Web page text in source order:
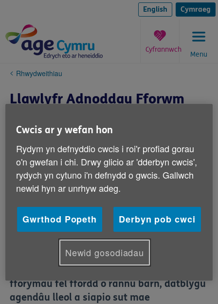
content
English Cymraeg
Menu
Cyfrannwch
You
here:
Rhwydweithiau
Llawlyfr Adnoddau Fforwm
Gall fforymau pobl hŷn ddylanwadu ar
ystod eang o faterion yn eu cymunedau.
Rydym yn annog pobl hŷn i ddatblygu
fforymau fel ffordd o rannu barn, datblygu
agendâu lleol a siapio sut mae
Cwcis ar y wefan hon
Rydym yn defnyddio cwcis i roi'r profiad gorau
o'n gwefan i chi. Drwy glicio ar 'dderbyn cwcis',
rydych yn cytuno i'n defnydd o gwcis. Gallwch
newid hyn ar unrhyw adeg.
Gwrthod Popeth Derbyn pob cwci
Newid gosodiadau